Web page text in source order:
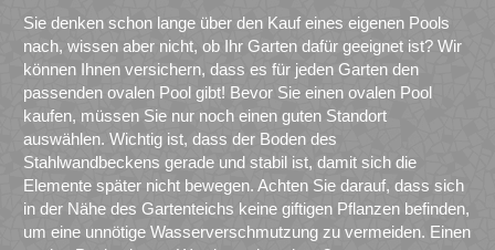
Sie denken schon lange über den Kauf eines eigenen Pools
nach, wissen aber nicht, ob Ihr Garten dafür geeignet ist? Wir
können Ihnen versichern, dass es für jeden Garten den
passenden ovalen Pool gibt! Bevor Sie einen ovalen Pool
kaufen, müssen Sie nur noch einen guten Standort
auswählen. Wichtig ist, dass der Boden des
Stahlwandbeckens gerade und stabil ist, damit sich die
Elemente später nicht bewegen. Achten Sie darauf, dass sich
in der Nähe des Gartenteichs keine giftigen Pflanzen befinden,
um eine unnötige Wasserverschmutzung zu vermeiden. Einen